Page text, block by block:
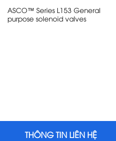
ASCO™ Series L153 General
purpose solenoid valves
THÔNG TIN LIÊN HỆ